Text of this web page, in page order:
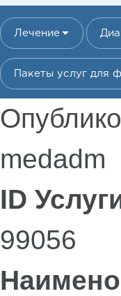
Лечение
Пакеты услуг для
medadm
ID
99056